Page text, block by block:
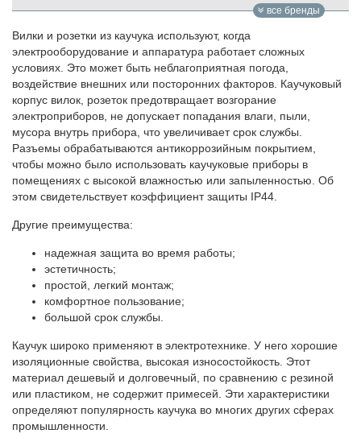
все бренды
Вилки и розетки из каучука используют, когда
электрооборудование и аппаратура работает сложных
условиях. Это может быть неблагоприятная погода,
воздействие внешних или посторонних факторов. Каучуковый
корпус вилок, розеток предотвращает возгорание
электроприборов, не допускает попадания влаги, пыли,
мусора внутрь прибора, что увеличивает срок службы.
Разъемы обрабатываются антикоррозийным покрытием,
чтобы можно было использовать каучуковые приборы в
помещениях с высокой влажностью или запыленностью. Об
этом свидетельствует коэффициент защиты IP44.
Другие преимущества:
надежная защита во время работы;
эстетичность;
простой, легкий монтаж;
комфортное пользование;
большой срок службы.
Каучук широко применяют в электротехнике. У него хорошие
изоляционные свойства, высокая износостойкость. Этот
материал дешевый и долговечный, по сравнению с резиной
или пластиком, не содержит примесей. Эти характеристики
определяют популярность каучука во многих других сферах
промышленности.